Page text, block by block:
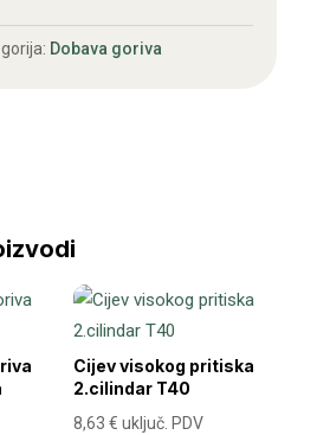
Dobava goriva
Cijev visokog pritiska
2.cilindar T40
8,63€ uključ. PDV